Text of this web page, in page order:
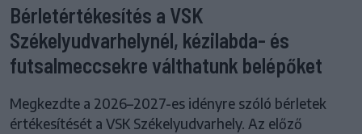
Bérletértékesítés a VSK
Székelyudvarhelynél, kézilabda- és
futsalmeccsekre válthatunk belépőket
Megkezdte a 2026–2027-es idényre szóló bérletek
értékesítését a VSK Székelyudvarhely. Az előző